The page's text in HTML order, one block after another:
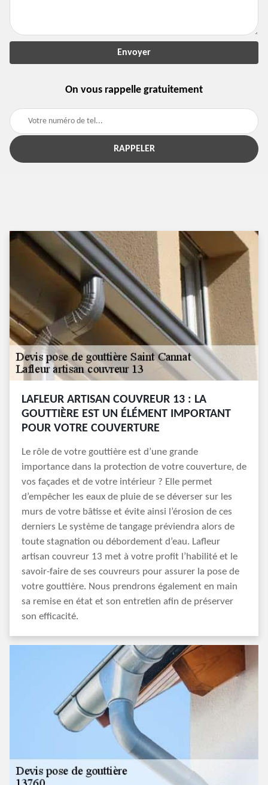
On vous rappelle gratuitement
LAFLEUR ARTISAN COUVREUR 13 : LA
GOUTTIÈRE EST UN ÉLÉMENT IMPORTANT
POUR VOTRE COUVERTURE
Le rôle de votre gouttière est d’une grande
importance dans la protection de votre couverture, de
vos façades et de votre intérieur ? Elle permet
d’empêcher les eaux de pluie de se déverser sur les
murs de votre bâtisse et évite ainsi l’érosion de ces
derniers Le système de tangage préviendra alors de
toute stagnation ou débordement d’eau. Lafleur
artisan couvreur 13 met à votre profit l’habilité et le
savoir-faire de ses couvreurs pour assurer la pose de
votre gouttière. Nous prendrons également en main
sa remise en état et son entretien afin de préserver
son efficacité.